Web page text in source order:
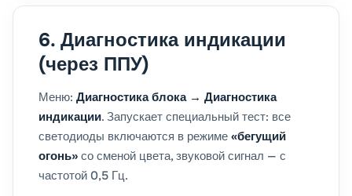
6. Диагностика индикации
(через ППУ)
Меню: Диагностика блока → Диагностика
индикации. Запускает специальный тест: все
светодиоды включаются в режиме «бегущий
огонь» со сменой цвета, звуковой сигнал — с
частотой 0,5 Гц.